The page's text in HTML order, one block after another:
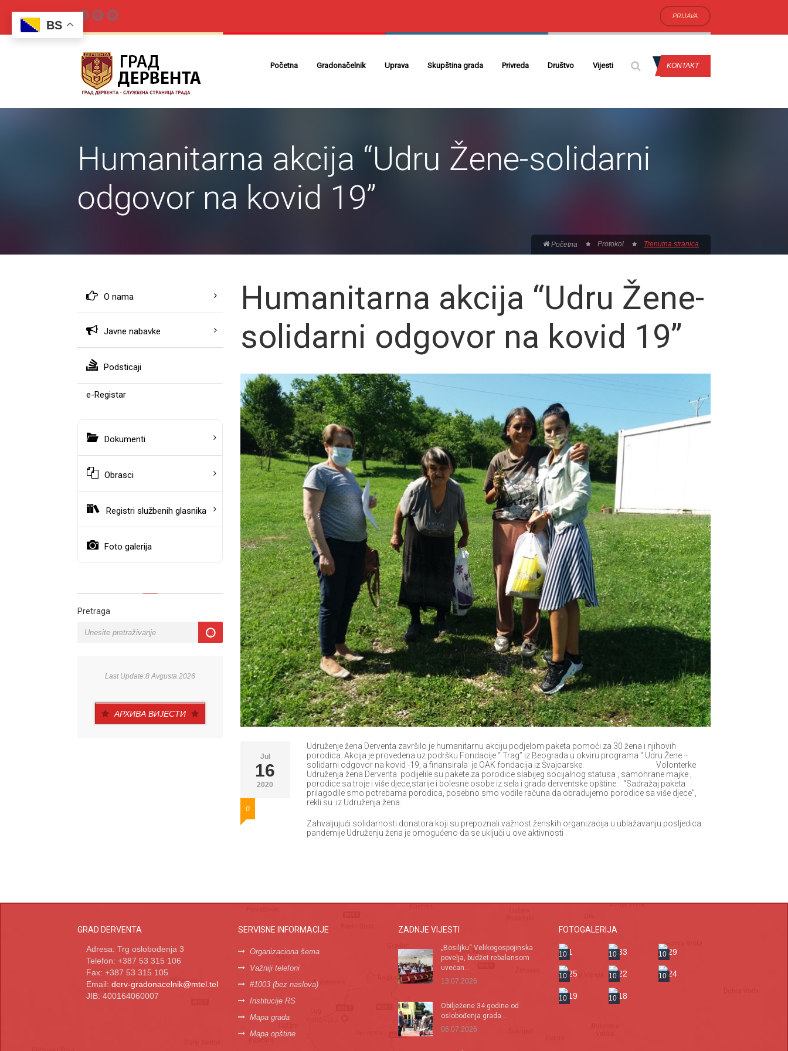
PRIJAVA
Početna Gradonačelnik Uprava Skupština grada Privreda Društvo Vijesti KONTAKT
Humanitarna akcija “Udru Žene-solidarni
odgovor na kovid 19”
Početna Protokol Trenutna stranica
O nama
Javne nabavke
Podsticaji
e-Registar
Dokumenti
Obrasci
Registri službenih glasnika
Foto galerija
Pretraga
Last Update:8 Avgusta 2026
АРХИВА ВИЈЕСТИ
Humanitarna akcija “Udru Žene-
solidarni odgovor na kovid 19”
Jul
16
2020
0
Udruženje žena Derventa završilo je humanitarnu akciju podjelom paketa pomoći za 30 žena i njihovih
porodica. Akcija je provedena uz podršku Fondacije “ Trag” iz Beograda u okviru programa “ Udru Žene –
solidarni odgovor na kovid -19, a finansirala je OAK fondacija iz Švajcarske. Volonterke
Udruženja žena Derventa podijelile su pakete za porodice slabijeg socijalnog statusa , samohrane majke ,
porodice sa troje i više djece,starije i bolesne osobe iz sela i grada derventske opštine. “Sadražaj paketa
prilagodile smo potrebama porodica, posebno smo vodile računa da obradujemo porodice sa više djece”,
rekli su iz Udruženja žena.
Zahvaljujući solidarnosti donatora koji su prepoznali važnost ženskih organizacija u ublažavanju posljedica
pandemije Udruženju žena je omogućeno da se uključi u ove aktivnosti .
GRAD DERVENTA
Adresa: Trg oslobođenja 3
Telefon: +387 53 315 106
Fax: +387 53 315 105
Email: derv-gradonacelnik@mtel.tel
JIB: 400164060007
SERVISNE INFORMACIJE
Organizaciona šema
Važniji telefoni
#1003 (bez naslova)
Institucije RS
Mapa grada
Mapa opštine
ZADNJE VIJESTI
„Bosiljku“ Velikogospojinska
povelja, budžet rebalansom
uvećan...
13.07.2026
Оbilježene 34 godine od
oslobođenja grada...
06.07.2026
FOTOGALERIJA
10 10 10
10 10 10
10 10
BS